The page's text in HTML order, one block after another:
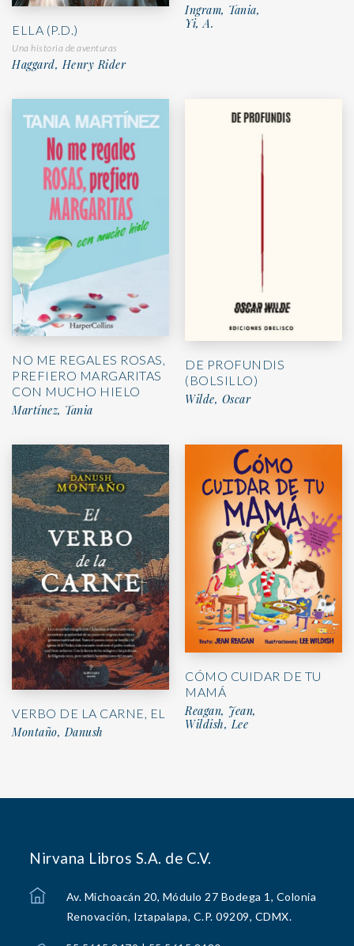
ELLA (P.D.)
Una historia de aventuras
Haggard, Henry Rider
Ingram, Tania,
Yi, A.
NO ME REGALES ROSAS,
PREFIERO MARGARITAS
CON MUCHO HIELO
Martínez, Tania
DE PROFUNDIS
(BOLSILLO)
Wilde, Oscar
VERBO DE LA CARNE, EL
Montaño, Danush
CÓMO CUIDAR DE TU
MAMÁ
Reagan, Jean,
Wildish, Lee
Nirvana Libros S.A. de C.V.
Av. Michoacán 20, Módulo 27 Bodega 1, Colonia
Renovación, Iztapalapa, C.P. 09209, CDMX.